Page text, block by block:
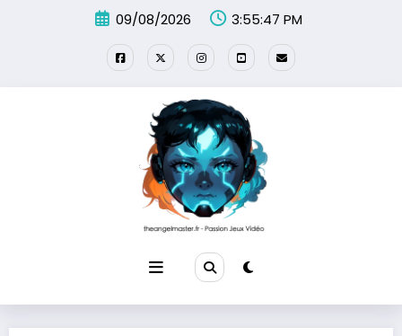
09/08/2026 3:55:48 PM